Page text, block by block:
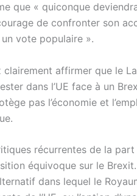
que « quiconque
de confronter son
un vote populaire ».
clairement affirmer que le
dans l’UE face à un
pas l’économie et
récurrentes de la
équivoque sur le
dans lequel le